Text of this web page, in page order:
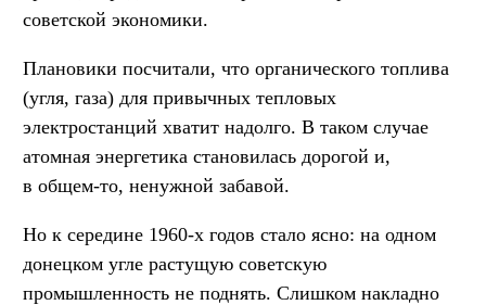
советской экономики.
Плановики посчитали, что органического топлива
(угля, газа) для привычных тепловых
электростанций хватит надолго. В таком случае
атомная энергетика становилась дорогой и,
в общем-то, ненужной забавой.
Но к середине 1960-х годов стало ясно: на одном
донецком угле растущую советскую
промышленность не поднять. Слишком накладно